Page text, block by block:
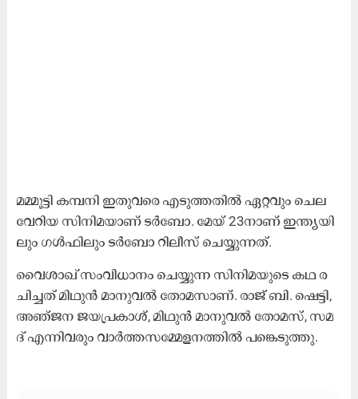
മ​മ്മൂ​ട്ടി ക​മ്പ​നി ഇ​തു​വ​രെ എ​ടു​ത്ത​തി​ൽ ​ഏ​റ്റ​വും ചെ​ല​
വേ​റി​യ സി​നി​മ​യാ​ണ്​ ട​ർ​ബോ. മേ​യ്​ 23നാ​ണ് ഇ​ന്ത്യ​യി​
ലും ഗ​ൾ​ഫി​ലും​ ട​ർ​ബോ റി​ലീ​സ്​ ചെ​യ്യു​ന്ന​ത്.
വൈ​ശാ​ഖ്​ സം​വി​ധാ​നം ചെ​യ്യു​ന്ന സി​നി​മ​യു​ടെ ക​ഥ ര​
ചി​ച്ച​ത്​ മി​ഥു​ൻ മാ​നു​വ​ൽ തോ​മ​സാ​ണ്. രാ​ജ്​ ബി. ​ഷെ​ട്ടി,
അ​ഞ്ജ​ന ജ​യ​പ്ര​കാ​ശ്, മി​ഥു​ൻ മാ​നു​വ​ൽ തോ​മ​സ്, സ​മ​
ദ്​​ എ​ന്നി​വ​രും വാ​ർ​ത്ത​സ​മ്മേ​ള​ന​ത്തി​ൽ പ​​ങ്കെ​ടു​ത്തു.